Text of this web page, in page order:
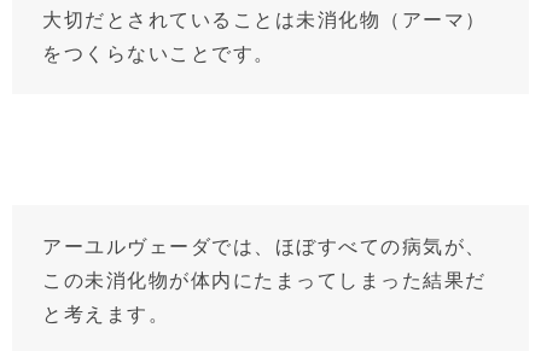
大切だとされていることは未消化物（アーマ）
をつくらないことです。
アーユルヴェーダでは、ほぼすべての病気が、
この未消化物が体内にたまってしまった結果だ
と考えます。